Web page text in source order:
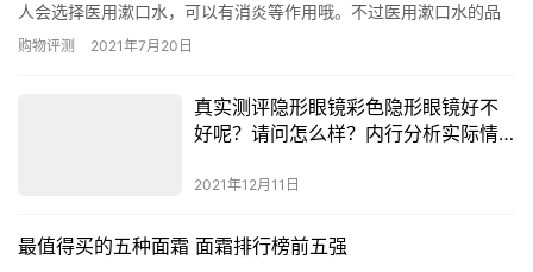
人会选择医用漱口水，可以有消炎等作用哦。不过医用漱口水的品
牌不少很多，下面(phb123.com)就为你推荐医用漱口水品牌排行
清漱口水、伊维宝 Equate漱口水、氟洛迪恩漱口水、康中…
购物评测 2021年7月20日
真实测评隐形眼镜彩色隐形眼镜好不
好呢？请问怎么样？内行分析实际情
2021年12月11日
最值得买的五种面霜 面霜排行榜前五强